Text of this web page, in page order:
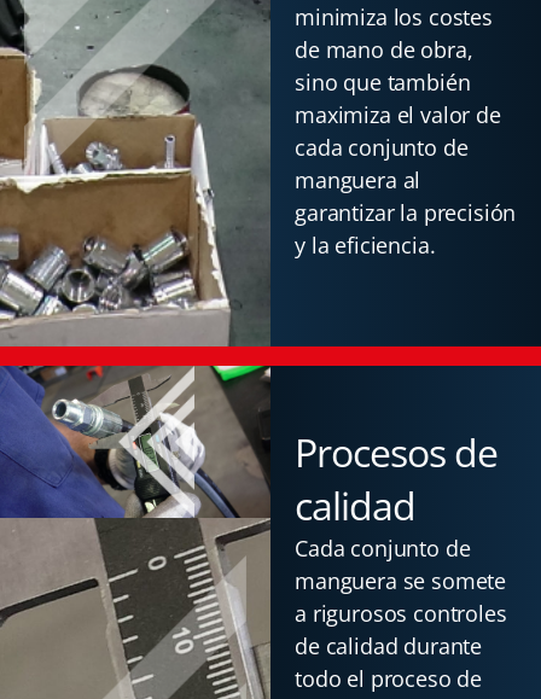
minimiza los costes
de mano de obra,
sino que también
maximiza el valor de
cada conjunto de
manguera al
garantizar la precisión
y la eficiencia.
Procesos de
calidad
Cada conjunto de
manguera se somete
a rigurosos controles
de calidad durante
todo el proceso de